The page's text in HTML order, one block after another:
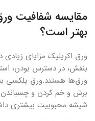
مقایسه شفافیت
بهتر است؟
ورق اکریلیک مزایای زیادی
بنفش، در دسترس بودن،
ورق‌ها هستند.ورق پلکسی
برش و خم کردن و
شیشه محبوبیت بیشتری